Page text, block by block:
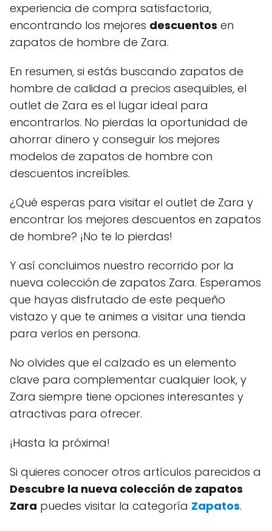
experiencia de compra satisfactoria,
encontrando los mejores descuentos en
zapatos de hombre de Zara.
En resumen, si estás buscando zapatos de
hombre de calidad a precios asequibles, el
outlet de Zara es el lugar ideal para
encontrarlos. No pierdas la oportunidad de
ahorrar dinero y conseguir los mejores
modelos de zapatos de hombre con
descuentos increíbles.
¿Qué esperas para visitar el outlet de Zara y
encontrar los mejores descuentos en zapatos
de hombre? ¡No te lo pierdas!
Y así concluimos nuestro recorrido por la
nueva colección de zapatos Zara. Esperamos
que hayas disfrutado de este pequeño
vistazo y que te animes a visitar una tienda
para verlos en persona.
No olvides que el calzado es un elemento
clave para complementar cualquier look, y
Zara siempre tiene opciones interesantes y
atractivas para ofrecer.
¡Hasta la próxima!
Si quieres conocer otros artículos parecidos a
Descubre la nueva colección de zapatos
Zara puedes visitar la categoría Zapatos.